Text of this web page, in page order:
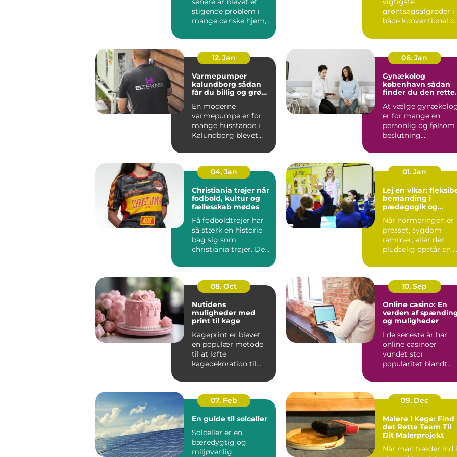
stigende problem i
mange danske hjem,
undtagels...
grøntsagsafgrøder i
både konventionel
Når en avle...
12. Jan
Varmepumper
kalundborg sådan
får du billig og grøn
En moderne
varmepumpe er for
mange husstande i
Kalundborg blevet
varmeregning...
06. Jan
Gynækolog
københavn sådan
finder du den rette
At vælge
er for mange en
personlig og følsom
beslutning.
behandlinger for...
04. Jan
Christiania trøjer når
fodbold, kultur og
fællesskab mødes
Få fodboldtrøjer har
så stærk en historie
bag sig som
christiania trøjer. De
far...
01. Jan
Lej en vikar:
bemanding i
pædagogik og
Når normeringen er
presset, sygdom
rammer, eller der
pludselig opstår en ny
for ...
08. Oct
Nutidens
muligheder med
print til kage
Kageprint er blevet
en populær metode
til at løfte
kagedekoration til
10. Sep
Online casino: En
verden af
og muligheder
I de seneste år har
online casinoer
vundet stor
popularitet blandt
hele v...
07. Feb
En guide til solceller
Solceller er en
bæredygtig og
miljøvenlig
09. Dec
Malere i Køge: Find
det Rette Team Til
Dit Malerprojekt
Når man træder ind i